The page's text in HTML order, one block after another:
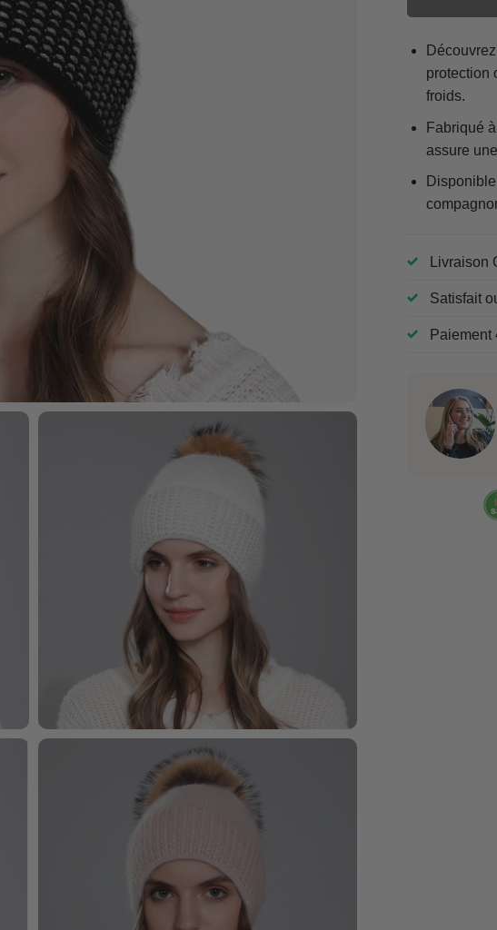
protection
froids.
Fabriqué
assure
Livraison
Satisfait
Paiement